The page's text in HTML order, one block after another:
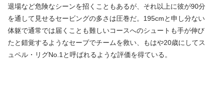
退場など危険なシーンを招くこともあるが、それ以上に彼が90分
を通して見せるセービングの多さは圧巻だ。195cmと申し分ない
体躯で通常では届くことも難しいコースへのシュートも手が伸び
たと錯覚するようなセーブでチームを救い、もはや20歳にしてス
ュペル・リグNo.1と呼ばれるような評価を得ている。